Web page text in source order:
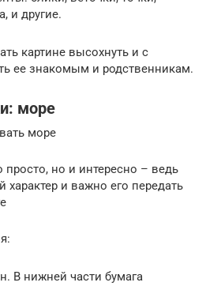
и другие.
картине высохнуть и с
ее знакомым и родственникам.
море
море
просто, но и интересно – ведь
характер и важно его передать
В нижней части бумага